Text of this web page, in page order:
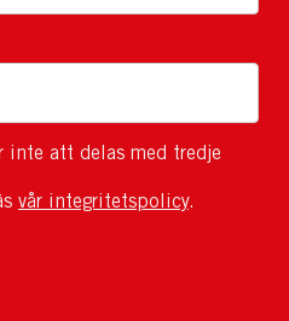
inte att delas med tredje
vår integritetspolicy.